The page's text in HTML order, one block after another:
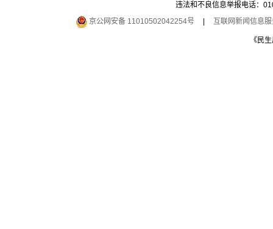
违法和不良信息举报电话：
京公网安备 11010502042254号
互联网新闻信息
《民